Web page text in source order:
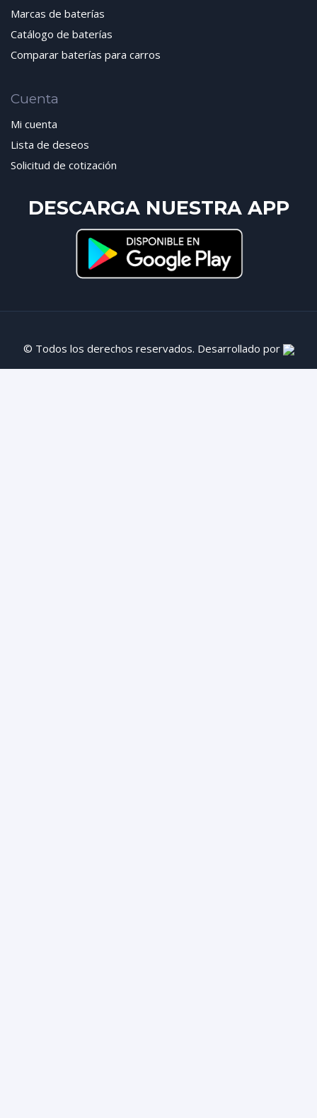
Marcas de baterías
Catálogo de baterías
Comparar baterías para carros
Cuenta
Mi cuenta
Lista de deseos
Solicitud de cotización
DESCARGA NUESTRA APP
© Todos los derechos reservados. Desarrollado por